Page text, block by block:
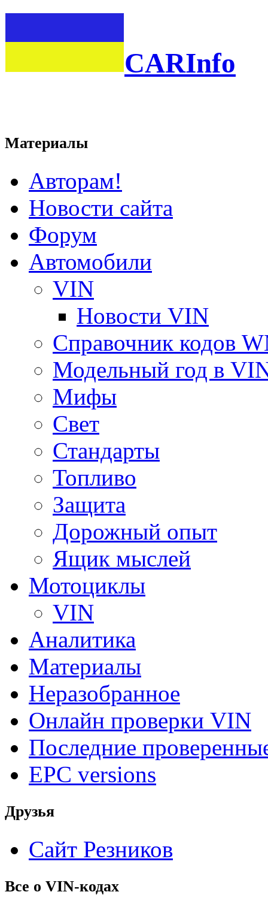
CARInfo
Материалы
Авторам!
Новости сайта
Форум
Автомобили
VIN
Новости VIN
Справочник кодов
Модельный год в
Мифы
Свет
Стандарты
Топливо
Защита
Дорожный опыт
Ящик мыслей
Мотоциклы
VIN
Аналитика
Материалы
Неразобранное
Онлайн проверки VIN
Последние
EPC versions
Друзья
Сайт Резников
Все о VIN-кодах